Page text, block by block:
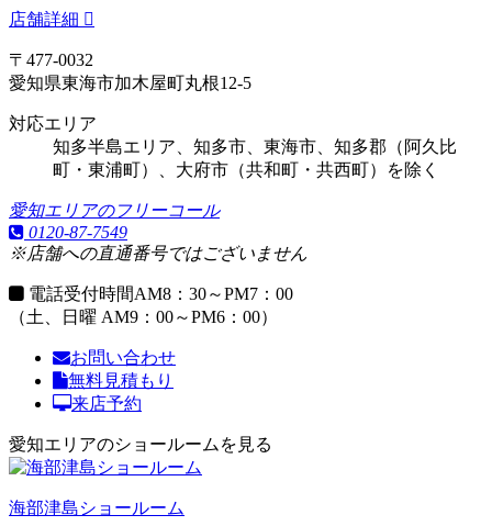
店舗詳細
〒477-0032
愛知県東海市加木屋町丸根12-5
対応エリア
知多半島エリア、知多市、東海市、知多郡（阿久比
町・東浦町）、大府市（共和町・共西町）を除く
愛知エリアのフリーコール
0120-87-7549
※店舗への直通番号ではございません
電話受付時間AM8：30～PM7：00
（土、日曜 AM9：00～PM6：00）
お問い合わせ
無料見積もり
来店予約
愛知エリアのショールームを見る
海部津島ショールーム